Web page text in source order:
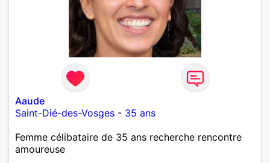
Aaude
Saint-Dié-des-Vosges - 35 ans
Femme célibataire de 35 ans recherche rencontre
amoureuse